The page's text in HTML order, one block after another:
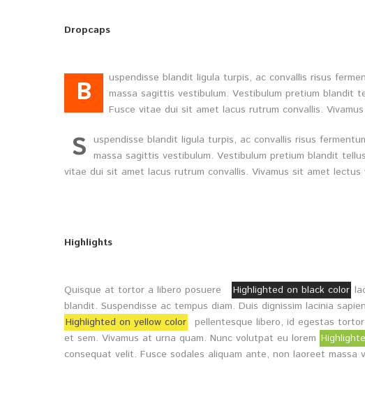
Dropcaps
B
uspendisse blandit ligula turpis, ac convallis risus
massa sagittis vestibulum. Vestibulum pretium blandit
Fusce vitae dui sit amet lacus rutrum convallis.
S uspendisse blandit ligula turpis, ac convallis risus
massa sagittis vestibulum. Vestibulum pretium blandit
vitae dui sit amet lacus rutrum convallis. Vivamus sit amet
Highlights
Quisque at tortor a libero posuere Highlighted on black color
blandit. Suspendisse ac tempus diam. Duis dignissim lacinia
Highlighted on yellow color pellentesque libero, id egestas
et sem. Vivamus at urna quam. Nunc volutpat eu lorem
consequat velit. Fusce sodales aliquam ante, non laoreet massa